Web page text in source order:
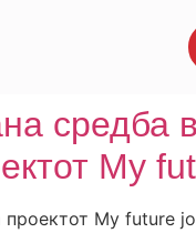
средба
My
My future